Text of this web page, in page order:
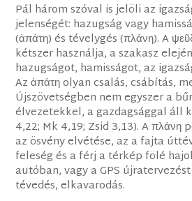
Pál három szóval is jelöli az
jelenségét: hazugság vagy
(ἀπάτη) és tévelygés (πλάνη). A
kétszer használja, a szakasz
hazugságot, hamisságot, az
Az ἀπάτη olyan csalás, csábítás,
Újszövetségben nem egyszer a
élvezetekkel, a gazdagsággal áll
4,22; Mk 4,19; Zsid 3,13). A πλάνη
az ösvény elvétése, az a fajta
feleség és a férj a térkép fölé
autóban, vagy a GPS
tévedés, elkavarodás.